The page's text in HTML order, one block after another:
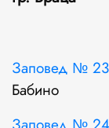
Заповед №
Бабино